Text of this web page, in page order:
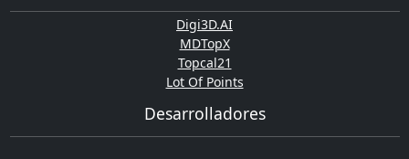
Digi3D.AI
MDTopX
Topcal21
Lot Of Points
Desarrolladores